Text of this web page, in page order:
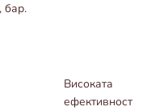
бар.
Високата
ефективност